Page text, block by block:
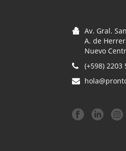
Av. Gral.
A. de
Nuevo
(+598) 2203